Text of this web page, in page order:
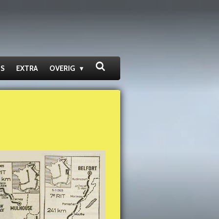
EXTRA OVERIG